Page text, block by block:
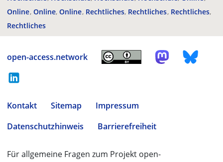
Online Online Online Rechtliches Rechtliches Rechtliches
Rechtliches
open-access.network
Kontakt Sitemap
Impressum
Datenschutzhinweis
Barrierefreiheit
Für allgemeine Fragen zum Projekt open-